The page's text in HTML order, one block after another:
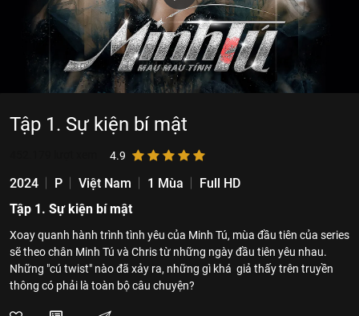
Tập 1. Sự kiện bí mật
4.9
2024 P Việt Nam 1 Mùa
Full HD
Tập 1. Sự kiện bí mật
Xoay quanh hành trình tình yêu của Minh Tú, mùa đầu tiên của series
sẽ theo chân Minh Tú và Chris từ những ngày đầu tiên yêu nhau.
Những "cú twist" nào đã xảy ra, những gì khá giả thấy trên truyền
thông có phải là toàn bộ câu chuyện?